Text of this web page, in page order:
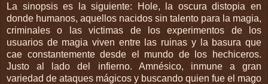
La sinopsis es la siguiente: Hole, la oscura distopia en
donde humanos, aquellos nacidos sin talento para la magia,
criminales o las victimas de los experimentos de los
usuarios de magia viven entre las ruinas y la basura que
cae constantemente desde el mundo de los hechiceros.
Justo al lado del infierno. Amnésico, inmune a gran
variedad de ataques mágicos y buscando quien fue el mago